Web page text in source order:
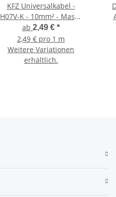
KFZ Universalkabel -
H07V-K - 10mm² - Masse
- Schwarz
ab 2,49 € *
2,49 € pro 1 m
Weitere Variationen
erhältlich.